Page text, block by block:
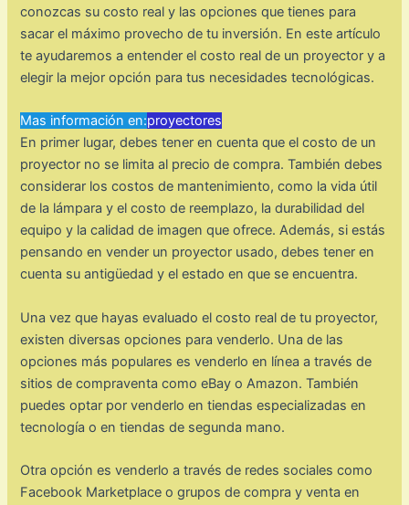
conozcas su costo real y las opciones que tienes para
sacar el máximo provecho de tu inversión. En este artículo
te ayudaremos a entender el costo real de un proyector y a
elegir la mejor opción para tus necesidades tecnológicas.
Mas información en:proyectores
En primer lugar, debes tener en cuenta que el costo de un
proyector no se limita al precio de compra. También debes
considerar los costos de mantenimiento, como la vida útil
de la lámpara y el costo de reemplazo, la durabilidad del
equipo y la calidad de imagen que ofrece. Además, si estás
pensando en vender un proyector usado, debes tener en
cuenta su antigüedad y el estado en que se encuentra.
Una vez que hayas evaluado el costo real de tu proyector,
existen diversas opciones para venderlo. Una de las
opciones más populares es venderlo en línea a través de
sitios de compraventa como eBay o Amazon. También
puedes optar por venderlo en tiendas especializadas en
tecnología o en tiendas de segunda mano.
Otra opción es venderlo a través de redes sociales como
Facebook Marketplace o grupos de compra y venta en